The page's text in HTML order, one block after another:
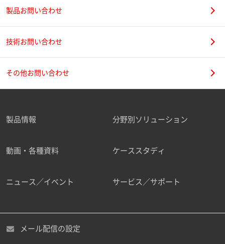
製品お問い合わせ
技術お問い合わせ
その他お問い合わせ
製品情報 分野別ソリューション
動画・各種資料 ケーススタディ
ニュース／イベント サービス／サポート
メール配信の設定